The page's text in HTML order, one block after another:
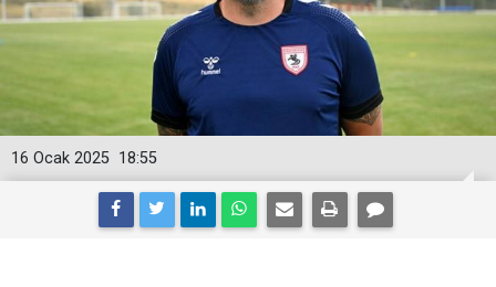
18:55
16 Ocak 2025